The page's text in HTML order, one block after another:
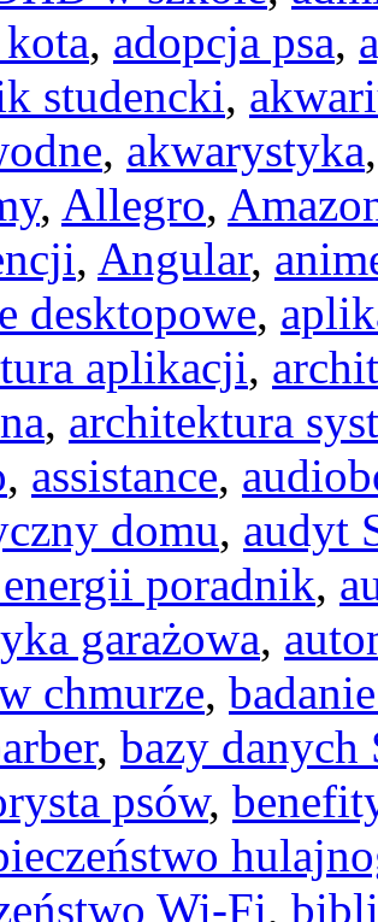
, adopcja psa,
studencki,
, akwarystyka
, Allegro,
, Angular,
desktopowe,
aplikacji,
, architektura
, assistance,
domu, audyt
poradnik,
garażowa,
chmurze,
, bazy danych
psów,
Wi-Fi,